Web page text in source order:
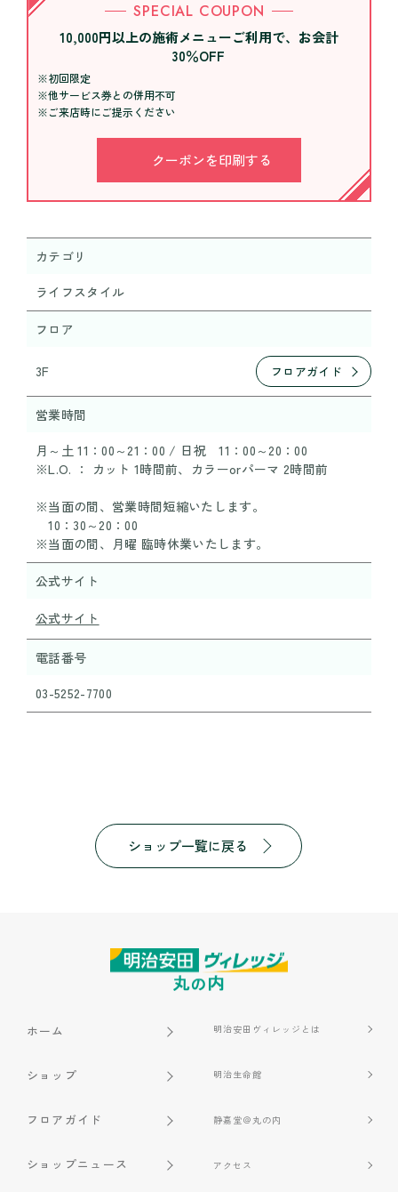
SPECIAL COUPON
10,000円以上の施術メニューご利用で、お会計
30％OFF
※初回限定
※他サービス券との併用不可
※ご来店時にご提示ください
クーポンを印刷する
カテゴリ
ライフスタイル
フロア
3F フロアガイド
営業時間
月～土 11：00～21：00 / 日祝 11：00～20：00
※L.O. ： カット 1時間前、カラーorパーマ 2時間前
※当面の間、営業時間短縮いたします。
10：30～20：00
※当面の間、月曜 臨時休業いたします。
公式サイト
公式サイト
電話番号
03-5252-7700
ショップ一覧に戻る
ホーム
ショップ
フロアガイド
ショップニュース
明治安田ヴィレッジとは
明治生命館
静嘉堂＠丸の内
アクセス